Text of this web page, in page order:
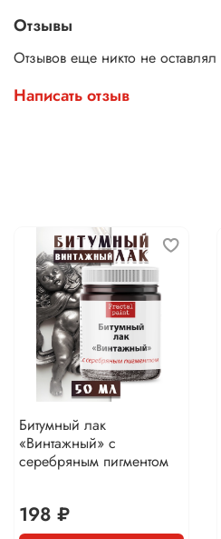
Отзывы
Отзывов еще никто не оставлял
Написать отзыв
Битумный лак
«Винтажный» с
серебряным пигментом
198 ₽